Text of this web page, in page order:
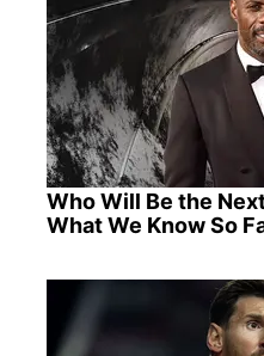
Who Will Be the
What We Know So